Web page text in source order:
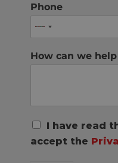
Phone
How can we
R
P
I have read
accept the